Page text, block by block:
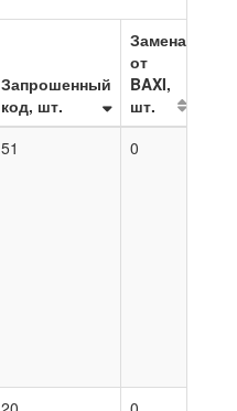
Запрошенный
код, шт.
Замена
от
BAXI,
шт.
51 0